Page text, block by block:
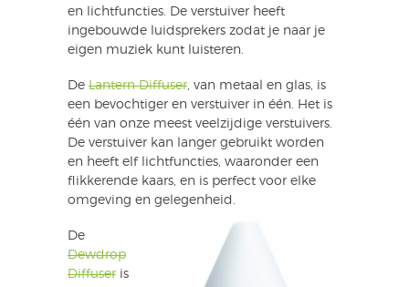
en lichtfuncties. De verstuiver heeft
ingebouwde luidsprekers zodat je naar je
eigen muziek kunt luisteren.
De Lantern Diffuser , van metaal en glas, is
een bevochtiger en verstuiver in één. Het is
één van onze meest veelzijdige verstuivers.
De verstuiver kan langer gebruikt worden
en heeft elf lichtfuncties, waaronder een
flikkerende kaars, en is perfect voor elke
omgeving en gelegenheid.
De
Dewdrop
Diffuser is